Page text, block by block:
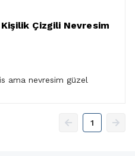
Çizgili Nevresim
ama nevresim güzel
1